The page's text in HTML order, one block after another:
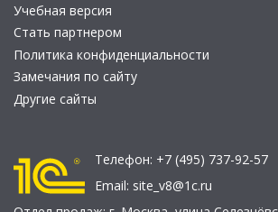
Учебная версия
Стать партнером
Политика конфиденциальности
Замечания по сайту
Другие сайты
Телефон: +7 (495) 737-92-57
Email: site_v8@1c.ru